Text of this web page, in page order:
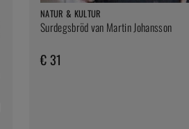
NATUR & KULTUR
Surdegsbröd van Martin Johansson
€ 31